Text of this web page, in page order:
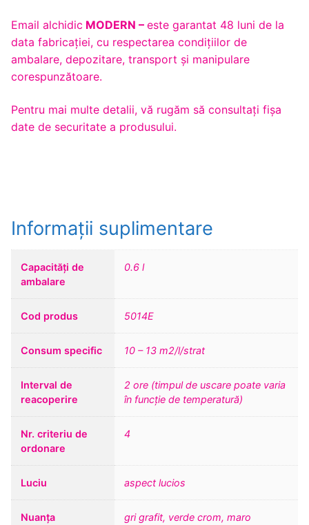
Email alchidic MODERN – este garantat 48 luni de la
data fabricației, cu respectarea condițiilor de
ambalare, depozitare, transport și manipulare
corespunzătoare.
Pentru mai multe detalii, vă rugăm să consultaţi fişa
date de securitate a produsului.
Informații suplimentare
Capacități de
ambalare
0.6 l
Cod produs 5014E
Consum specific 10 – 13 m2/l/strat
Interval de
reacoperire
2 ore (timpul de uscare poate varia
în funcție de temperatură)
Nr. criteriu de
ordonare
4
Luciu aspect lucios
Nuanța
gri grafit, verde crom, maro